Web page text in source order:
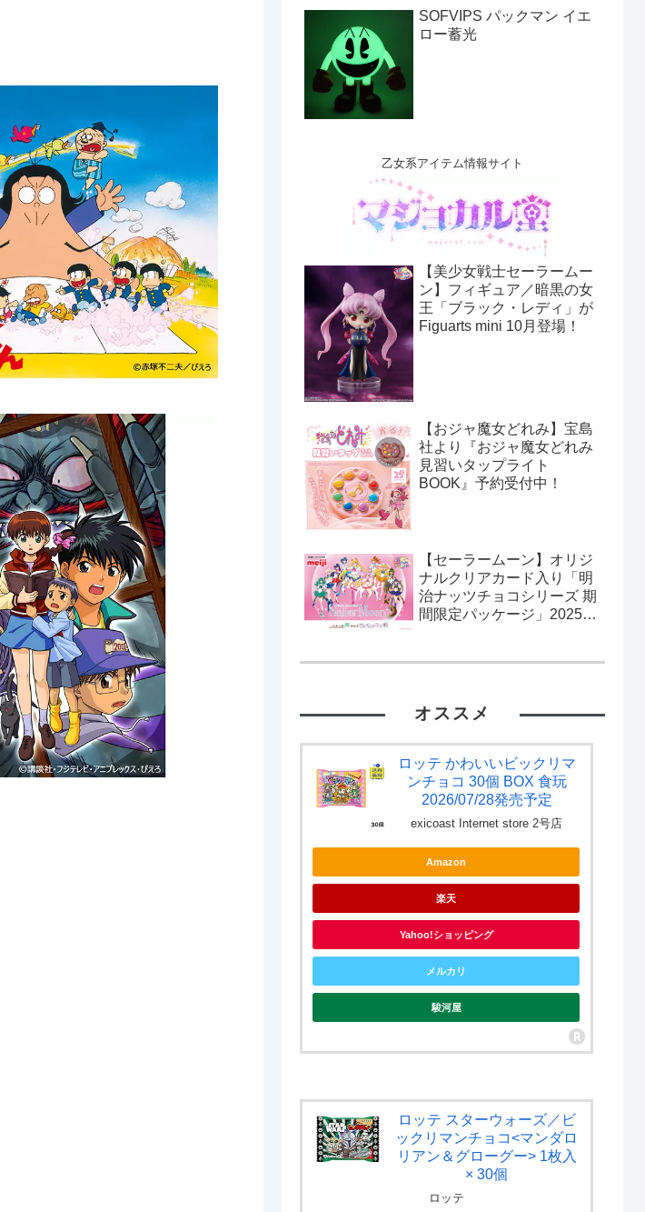
SOFVIPS パックマン イエ
ロー蓄光
乙女系アイテム情報サイト
【美少女戦士セーラームー
ン】フィギュア／暗黒の女
王「ブラック・レディ」が
Figuarts mini 10月登場！
【おジャ魔女どれみ】宝島
社より『おジャ魔女どれみ
見習いタップライト
BOOK』予約受付中！
【セーラームーン】オリジ
ナルクリアカード入り「明
治ナッツチョコシリーズ 期
間限定パッケージ」2025年
オススメ
ロッテ かわいいビックリマ
ンチョコ 30個 BOX 食玩
2026/07/28発売予定
exicoast Internet store 2号店
Amazon
楽天
Yahoo!ショッピング
メルカリ
駿河屋
ロッテ スターウォーズ／ビ
ックリマンチョコ<マンダロ
リアン＆グローグー> 1枚入
× 30個
ロッテ